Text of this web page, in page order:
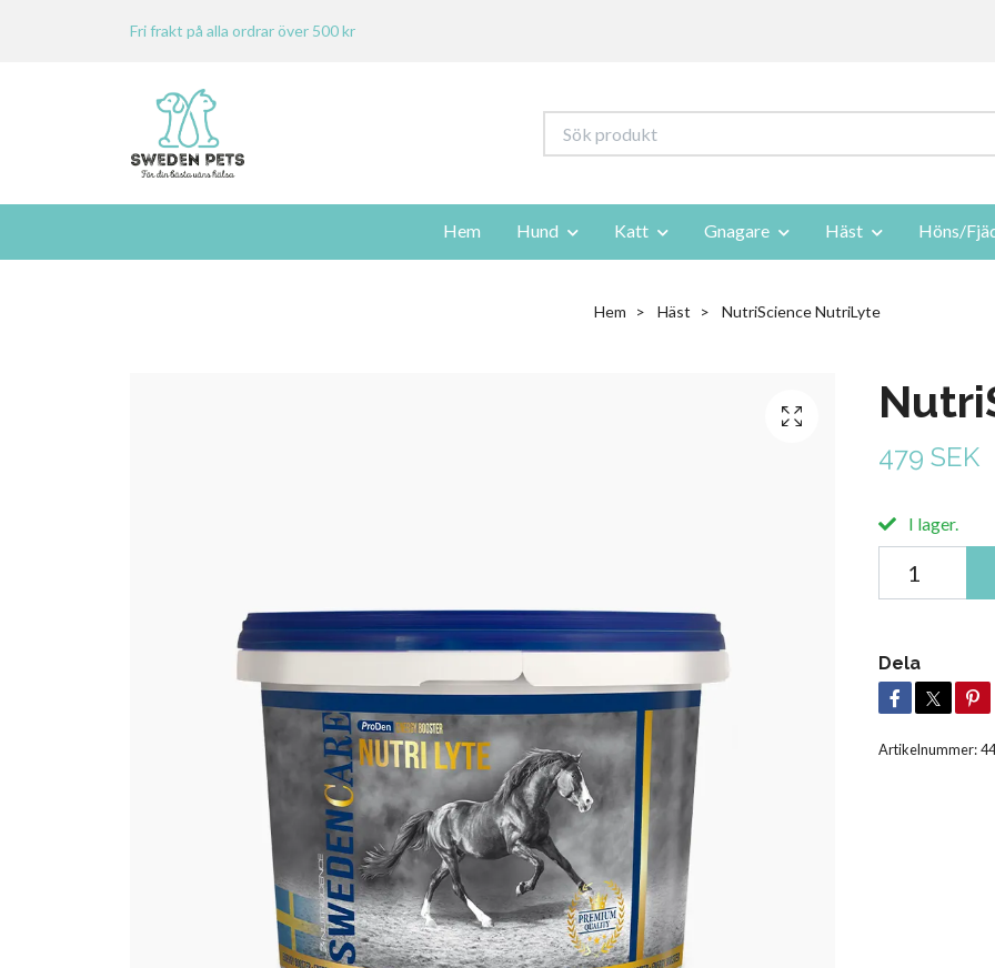
Fri frakt på alla ordrar över 500 kr
Hem Hund Katt Gnagare Häst Höns/
Hem Häst NutriScience NutriLyte
479 SEK
I lager.
Dela
Artikelnummer:44